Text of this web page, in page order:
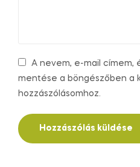
A nevem, e-mail címem,
mentése a böngészőben a
hozzászólásomhoz.